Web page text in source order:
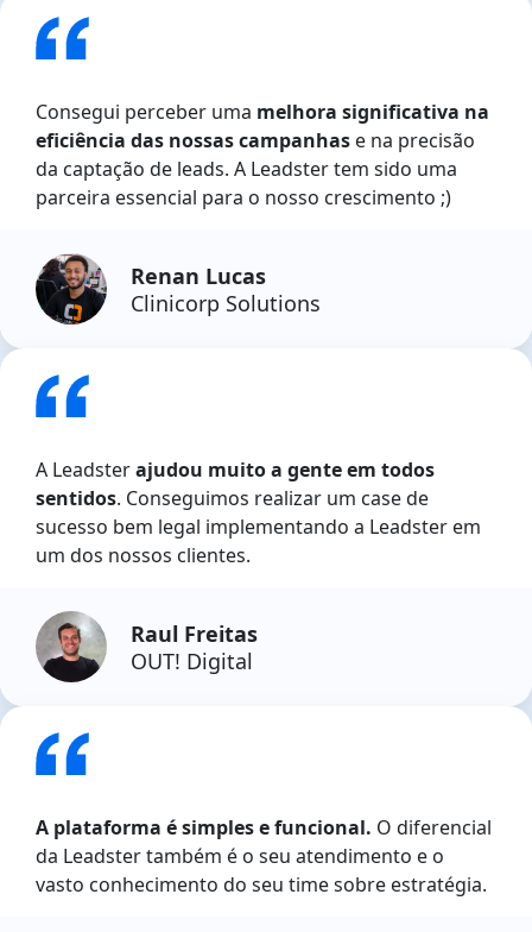
Consegui perceber uma melhora significativa na
eficiência das nossas campanhas e na precisão
da captação de leads. A Leadster tem sido uma
parceira essencial para o nosso crescimento ;)
Renan Lucas
Clinicorp Solutions
A Leadsterajudou muito a gente em todos
sentidos. Conseguimos realizar um case de
sucesso bem legal implementando a Leadster em
um dos nossos clientes.
Raul Freitas
OUT! Digital
A plataforma é simples e funcional. O diferencial
da Leadster também é o seu atendimento e o
vasto conhecimento do seu time sobre estratégia.